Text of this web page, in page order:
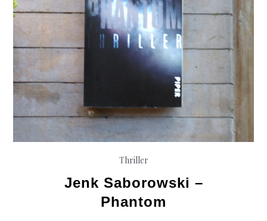
Thriller
Jenk Saborowski –
Phantom